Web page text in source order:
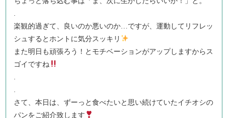
楽観的過ぎて、良いのか悪いのか…ですが、運動してリフレッ
シュするとホントに気分スッキリ
また明日も頑張ろう！とモチベーションがアップしますからス
ゴイですね
さて、本日は、ずーっと食べたいと思い続けていたイチオシの
パンをご紹介致します